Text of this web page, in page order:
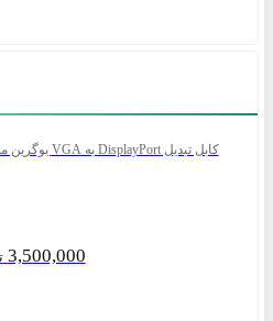
کابل تبدیل DisplayPort به VGA یوگرین مدل DP105 10247 طول 1.5 متر
3,500,000